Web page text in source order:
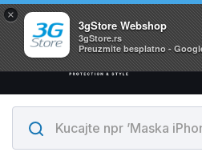
×
3gStore Webshop
3gStore.rs
Preuzmite besplatno -
Svi proizvodi su na